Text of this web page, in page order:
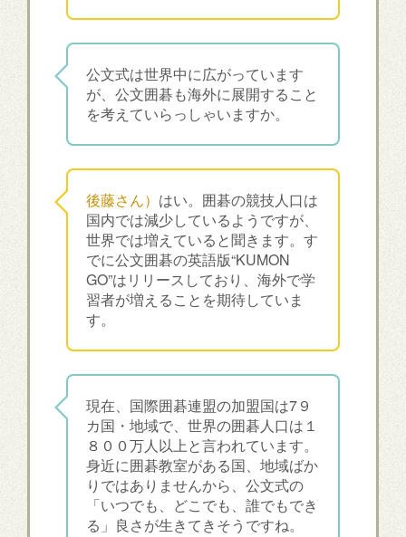
公文式は世界中に広がっています
が、公文囲碁も海外に展開すること
を考えていらっしゃいますか。
後藤さん） はい。囲碁の競技人口は
国内では減少しているようですが、
世界では増えていると聞きます。す
でに公文囲碁の英語版“KUMON
GO”はリリースしており、海外で学
習者が増えることを期待していま
す。
現在、国際囲碁連盟の加盟国は7９
カ国・地域で、世界の囲碁人口は１
８００万人以上と言われています。
身近に囲碁教室がある国、地域ばか
りではありませんから、公文式の
「いつでも、どこでも、誰でもでき
る」良さが生きてきそうですね。